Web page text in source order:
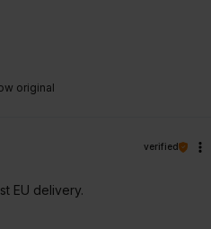
original
verified
EU delivery.